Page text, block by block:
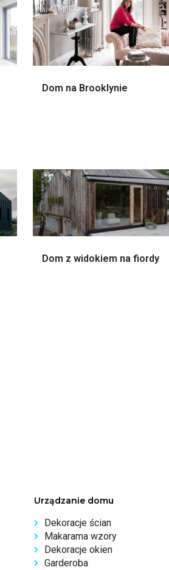
Dom na Brooklynie
Dom z widokiem na fiordy
Urządzanie domu
Dekoracje ścian
Makarama wzory
Dekoracje okien
Garderoba